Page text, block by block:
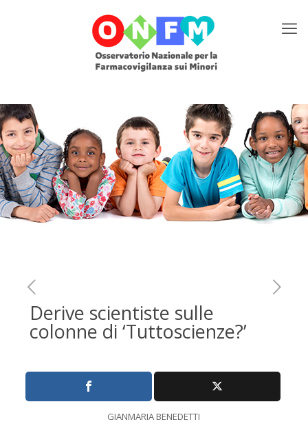
Derive scientiste sulle
colonne di ‘Tuttoscienze?’
GIANMARIA BENEDETTI